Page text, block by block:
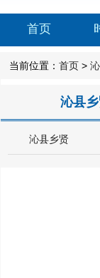
首页
当前位置： 首页 >
沁县
沁县乡贤